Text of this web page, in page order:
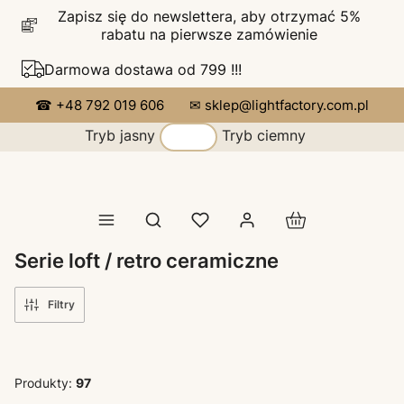
Zapisz się do newslettera, aby otrzymać 5%
rabatu na pierwsze zamówienie
Darmowa dostawa od 799 !!!
☎ +48 792 019 606 ✉ sklep@lightfactory.com.pl
Tryb jasny Tryb ciemny
Otwórz wyszukiwarkę Produkty w
Serie loft / retro ceramiczne
Filtry
Produkty: 97